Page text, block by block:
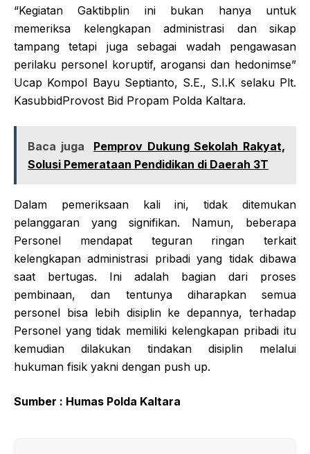
“Kegiatan Gaktibplin ini bukan hanya untuk
memeriksa kelengkapan administrasi dan sikap
tampang tetapi juga sebagai wadah pengawasan
perilaku personel koruptif, arogansi dan hedonimse”
Ucap Kompol Bayu Septianto, S.E., S.I.K selaku Plt.
KasubbidProvost Bid Propam Polda Kaltara.
Baca juga
Pemprov Dukung Sekolah Rakyat,
Solusi Pemerataan Pendidikan di Daerah 3T
Dalam pemeriksaan kali ini, tidak ditemukan
pelanggaran yang signifikan. Namun, beberapa
Personel mendapat teguran ringan terkait
kelengkapan administrasi pribadi yang tidak dibawa
saat bertugas. Ini adalah bagian dari proses
pembinaan, dan tentunya diharapkan semua
personel bisa lebih disiplin ke depannya, terhadap
Personel yang tidak memiliki kelengkapan pribadi itu
kemudian dilakukan tindakan disiplin melalui
hukuman fisik yakni dengan push up.
Sumber : Humas Polda Kaltara